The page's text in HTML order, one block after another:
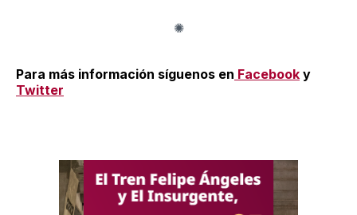
Para más información síguenos en Facebook y
Twitter